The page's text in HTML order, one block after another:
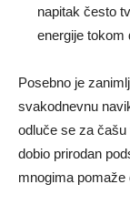
napitak često
energije tokom
Posebno je
svakodnevnu
odluče se za
dobio prirodan
mnogima pomaže